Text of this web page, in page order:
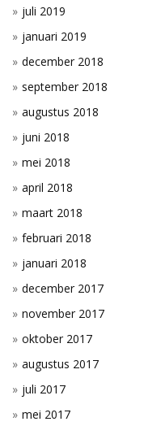
juli 2019
januari 2019
december 2018
september 2018
augustus 2018
juni 2018
mei 2018
april 2018
maart 2018
februari 2018
januari 2018
december 2017
november 2017
oktober 2017
augustus 2017
juli 2017
mei 2017